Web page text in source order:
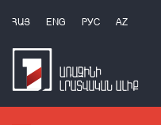
ՀԱՅ ENG РУС AZ